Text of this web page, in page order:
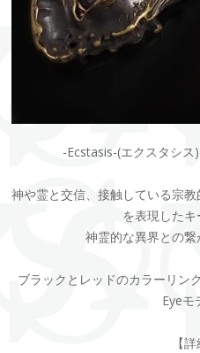
-Ecstasis-(エクスタシ
神や霊と交信、接触している宗
を表現したキ
神霊的な異界との繋
ブラックとレッドのカラーリン
Eyeモ
【詳